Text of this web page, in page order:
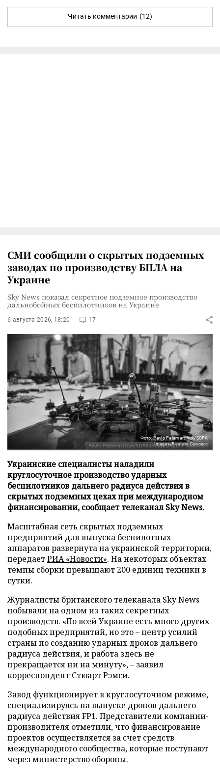
Читать комментарии (12)
СМИ сообщили о скрытых подземных
заводах по производству БПЛА на
Украине
Sky News показал секретное подземное производство
дальнобойных беспилотников на Украине
6 августа 2026, 18:20 17
Фото: Pavlo Palamarchuk/SOPA
Images/Reuters Connect
Украинские специалисты наладили
круглосуточное производство ударных
беспилотников дальнего радиуса действия в
скрытых подземных цехах при международном
финансировании, сообщает телеканал Sky News.
Масштабная сеть скрытых подземных
предприятий для выпуска беспилотных
аппаратов развернута на украинской территории,
передаетРИА «Новости». На некоторых объектах
темпы сборки превышают 200 единиц техники в
сутки.
Журналисты британского телеканала Sky News
побывали на одном из таких секретных
производств. «По всей Украине есть много других
подобных предприятий, но это – центр усилий
страны по созданию ударных дронов дальнего
радиуса действия, и работа здесь не
прекращается ни на минуту», – заявил
корреспондент Стюарт Рэмси.
Завод функционирует в круглосуточном режиме,
специализируясь на выпуске дронов дальнего
радиуса действия FP1. Представители компании-
производителя отметили, что финансирование
проектов осуществляется за счет средств
международного сообщества, которые поступают
через министерство обороны.